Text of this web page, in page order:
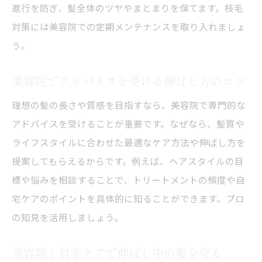
進行を防ぎ、髪全体のツヤやまとまりを保てます。枝毛
対策には美容院での定期メンテナンスを取り入れましょ
う。
理想の髪の長さや質感を目指すなら、美容院で専門的な
アドバイスを受けることが重要です。なぜなら、髪質や
ライフスタイルに合わせた最適なケア方法や伸ばし方を
提案してもらえるからです。例えば、ヘアスタイルの目
標や悩みを相談することで、トリートメントの頻度や自
宅ケアのポイントを具体的に知ることができます。プロ
の知見を活用しましょう。